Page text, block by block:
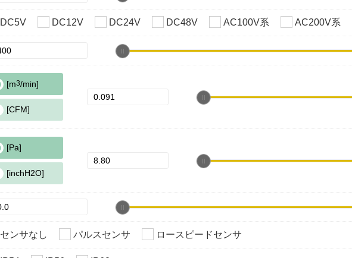
DC5V DC12V DC24V DC48V AC100V系 AC200V系
[m3/min]
[CFM]
[Pa]
[inchH2O]
センサなし パルスセンサ ロースピードセンサ